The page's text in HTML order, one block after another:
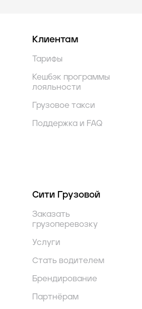
Клиентам
Тарифы
Кешбэк программы
лояльности
Грузовое такси
Поддержка и FAQ
Сити Грузовой
Заказать
грузоперевозку
Услуги
Стать водителем
Брендирование
Партнёрам